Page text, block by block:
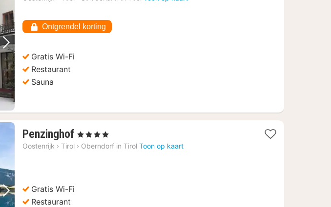
Volgende foto
Ontgrendel korting
Gratis Wi-Fi
Restaurant
Sauna
Volgende foto
Penzinghof 1
nacht
, 4 Sterren
Oostenrijk › Tirol › Oberndorf in Tirol Toon op kaart
Gratis Wi-Fi
Restaurant